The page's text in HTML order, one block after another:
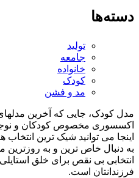
تولید
جامعه
خانواده
کودک
مد و فشن
کودک، جایی که آخرین مدلهای
مخصوص کودکان و
می توانید شیک ترین انتخاب ها را
خاص ترین و به روزترین
بی نقص برای خلق استایلی
است.